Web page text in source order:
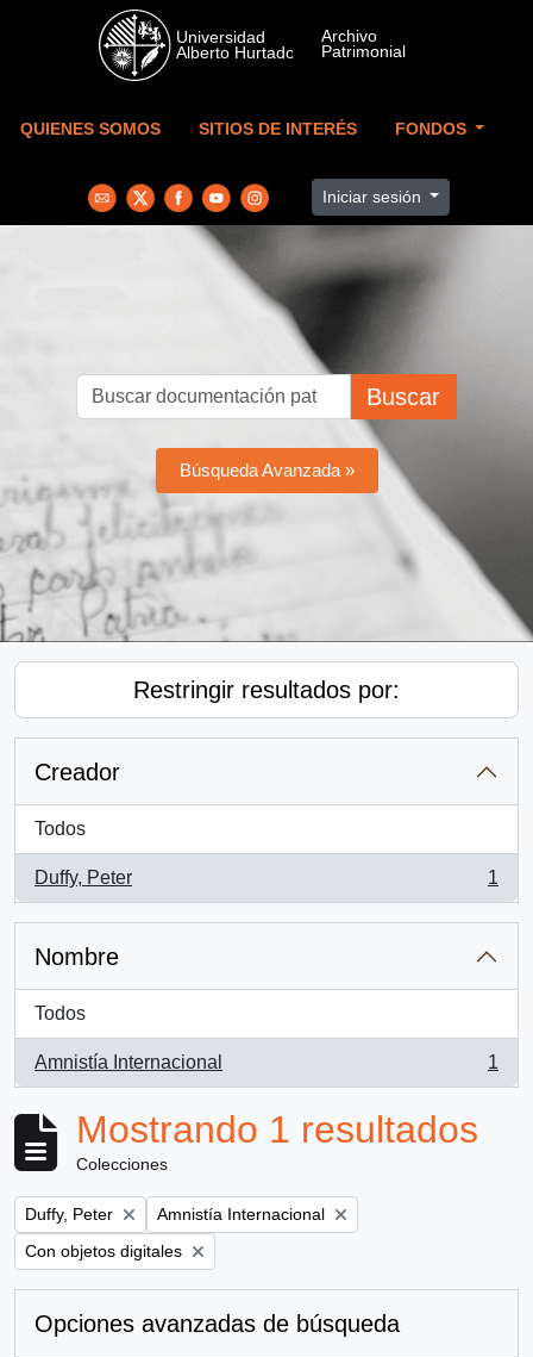
Skip to main content
QUIENES SOMOS SITIOS DE INTERÉS FONDOS
Iniciar sesión
Buscar
Búsqueda Avanzada »
Restringir resultados por:
Creador
Todos
Duffy, Peter
, 1 resultados
1
Nombre
Todos
Amnistía Internacional
, 1 resultados
1
Mostrando 1 resultados
Colecciones
Remove filter:
Duffy, Peter Remove filter:
Amnistía Internacional
Remove filter:
Con objetos digitales
Opciones avanzadas de búsqueda